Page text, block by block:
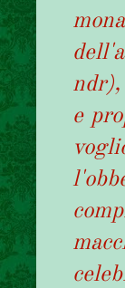
ndr),
e